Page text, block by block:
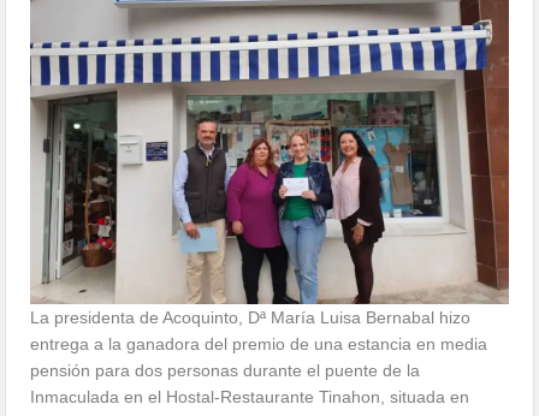
La presidenta de Acoquinto, Dª María Luisa Bernabal hizo
entrega a la ganadora del premio de una estancia en media
pensión para dos personas durante el puente de la
Inmaculada en el Hostal-Restaurante Tinahon, situada en